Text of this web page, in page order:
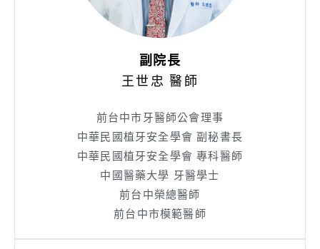
副院長
王世忠 醫師
前台中市牙醫師公會理事
中華民國植牙安全學會 副秘書長
中華民國植牙安全學會 專科醫師
中國醫藥大學 牙醫學士
前台中榮總醫師
前台中市模範醫師